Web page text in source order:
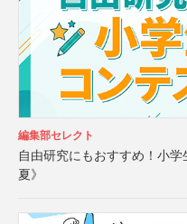
編集部セレクト
自由研究にもおすすめ！小
夏》